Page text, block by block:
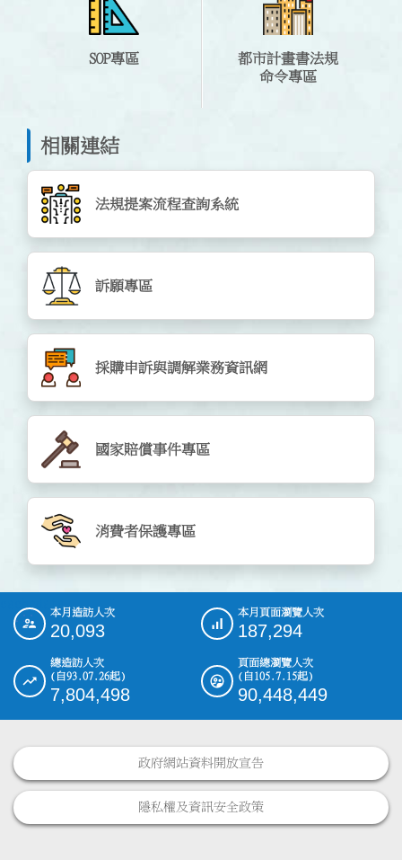
SOP專區
都市計畫書法規
命令專區
相關連結
法規提案流程查詢系統
訴願專區
採購申訴與調解業務資訊網
國家賠償事件專區
消費者保護專區
:::
本月造訪人次
20,093
本月頁面瀏覽人次
187,294
總造訪人次
(自93.07.26起)
7,804,498
頁面總瀏覽人次
(自105.7.15起)
90,448,449
政府網站資料開放宣告
隱私權及資訊安全政策